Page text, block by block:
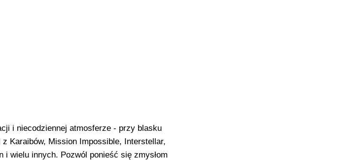
i niecodziennej atmosferze - przy blasku
Karaibów, Mission Impossible, Interstellar,
wielu innych. Pozwól ponieść się zmysłom